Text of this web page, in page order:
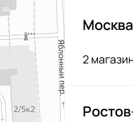
Москва
2